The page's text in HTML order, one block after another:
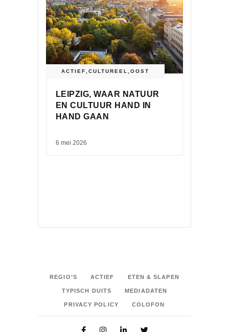
ACTIEF,CULTUREEL,OOST
LEIPZIG, WAAR NATUUR
EN CULTUUR HAND IN
HAND GAAN
6 mei 2026
REGIO’S ACTIEF ETEN & SLAPEN
TYPISCH DUITS MEDIADATEN
PRIVACY POLICY COLOFON